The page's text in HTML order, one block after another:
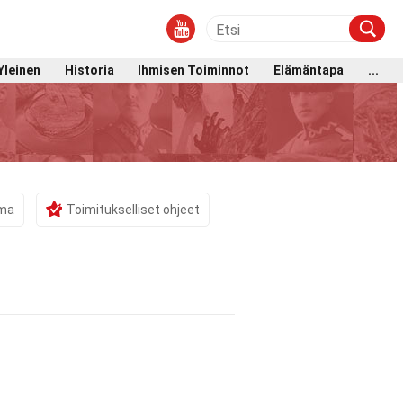
Historia Ihmisen Toiminnot Elämäntapa ...
Toimitukselliset ohjeet